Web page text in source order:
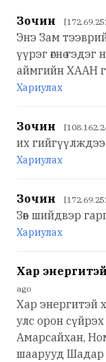
Зочин
Энэ Зам
үүрэг өгнө гэдэг
аймгийн ХААН
Хариулах
Зочин
их гийгүүлждээ
Хариулах
Зочин
Зөв шийдвэр
Хариулах
Хар
ago
Хар энергитэй
улс орон
Амарсайхан,
шаарууд Шадар